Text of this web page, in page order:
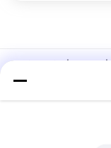
رستوران فست فود